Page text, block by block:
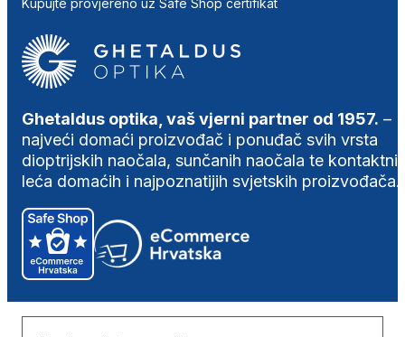
Ghetaldus optika, vaš vjerni partner od 1957. –
najveći domaći proizvođač i ponuđač svih vrsta
dioptrijskih naočala, sunčanih naočala te
leća domaćih i najpoznatijih svjetskih proizvođača.